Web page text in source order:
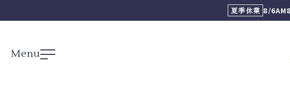
夏季休業 8/
Menu